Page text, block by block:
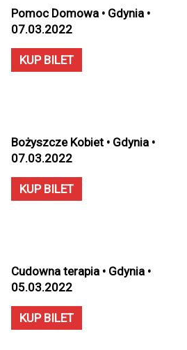
Pomoc Domowa • Gdynia •
07.03.2022
KUP BILET
Bożyszcze Kobiet • Gdynia •
07.03.2022
KUP BILET
Cudowna terapia • Gdynia •
05.03.2022
KUP BILET